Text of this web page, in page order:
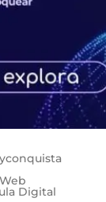
Digital